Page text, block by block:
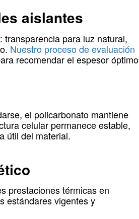
aislantes
para luz natural,
Nuestro proceso de evaluación
recomendar el espesor óptimo
el policarbonato mantiene
celular permanece estable,
útil del material.
prestaciones térmicas en
estándares vigentes y